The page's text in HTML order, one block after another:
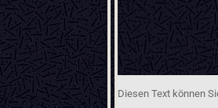
Diesen Text können